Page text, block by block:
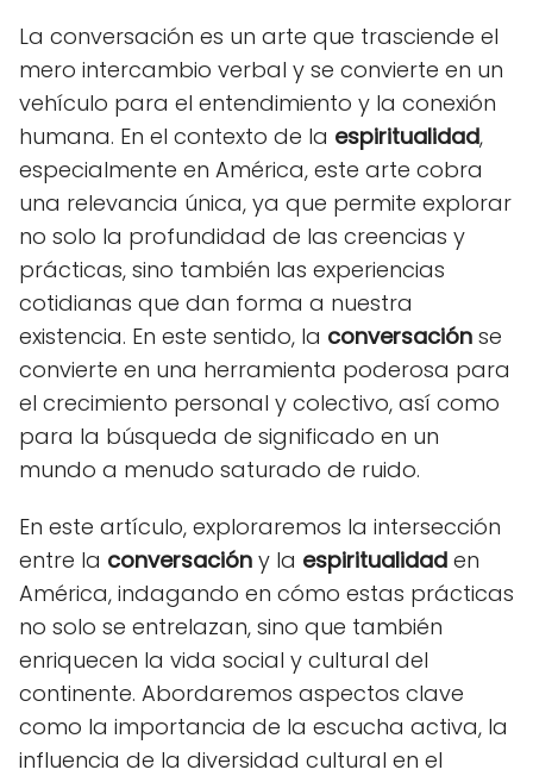
La conversación es un arte que trasciende el
mero intercambio verbal y se convierte en un
vehículo para el entendimiento y la conexión
humana. En el contexto de la espiritualidad,
especialmente en América, este arte cobra
una relevancia única, ya que permite explorar
no solo la profundidad de las creencias y
prácticas, sino también las experiencias
cotidianas que dan forma a nuestra
existencia. En este sentido, la conversación se
convierte en una herramienta poderosa para
el crecimiento personal y colectivo, así como
para la búsqueda de significado en un
mundo a menudo saturado de ruido.
En este artículo, exploraremos la intersección
entre la conversación y la espiritualidad en
América, indagando en cómo estas prácticas
no solo se entrelazan, sino que también
enriquecen la vida social y cultural del
continente. Abordaremos aspectos clave
como la importancia de la escucha activa, la
influencia de la diversidad cultural en el